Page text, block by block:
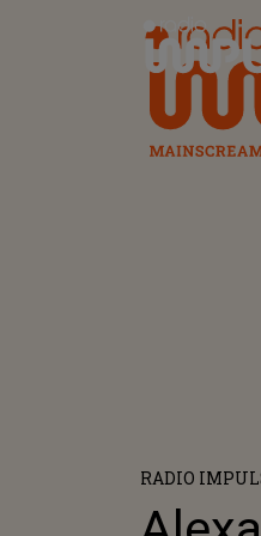
Radio
RADIO